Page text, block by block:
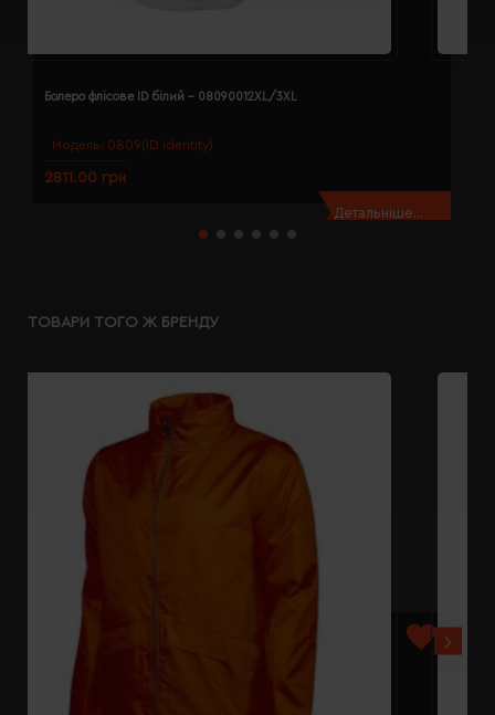
Модель: 0809(ID identity)
Болеро флісове ID білий - 08090012XL/3XL
2811.00 грн
Детальніше...
ТОВАРИ ТОГО Ж БРЕНДУ